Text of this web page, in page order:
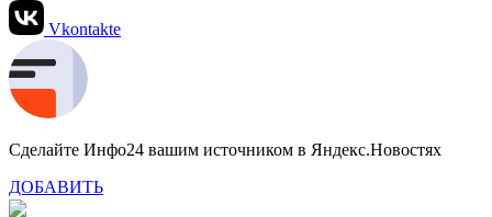
Vkontakte
Сделайте Инфо24 вашим источником в Яндекс.Новостях
ДОБАВИТЬ